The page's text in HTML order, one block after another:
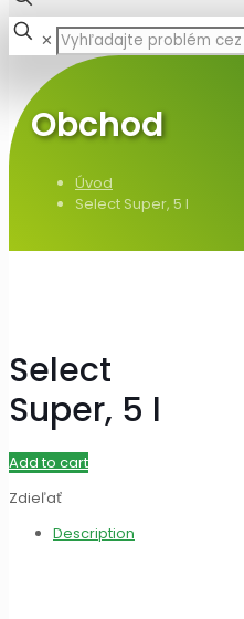
✕
Obchod
Úvod
Select Super, 5 l
Select
Super, 5 l
Add to cart
Zdieľať
Description